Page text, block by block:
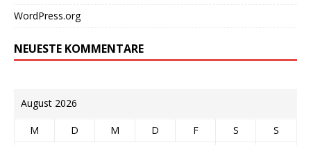
WordPress.org
NEUESTE KOMMENTARE
August 2026
M D M D F S
S